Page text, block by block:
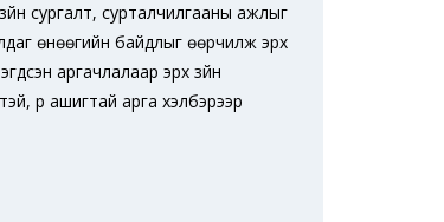
сургалт, сурталчилгааны ажлыг
өнөөгийн байдлыг өөрчилж эрх
аргачлалаар эрх зүйн
үр ашигтай арга хэлбэрээр